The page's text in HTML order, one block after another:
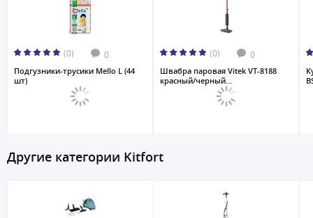
(0) 0
Подгузники-трусики Mello L (44
шт)
(0) 0
Швабра паровая Vitek VT-8188
красный/черный...
Другие категории Kitfort